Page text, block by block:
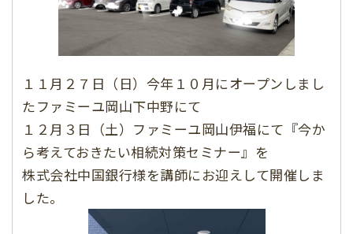
１１月２７日（日）今年１０月にオープンしまし
たファミーユ岡山下中野にて
１２月３日（土）ファミーユ岡山伊福にて『今か
ら考えておきたい相続対策セミナー』を
株式会社中国銀行様を講師にお迎えして開催しま
した。